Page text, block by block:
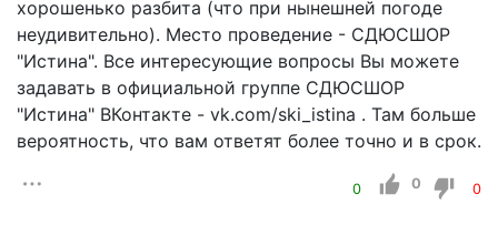
хорошенько разбита (что при нынешней погоде
неудивительно). Место проведение - СДЮСШОР
"Истина". Все интересующие вопросы Вы можете
задавать в официальной группе СДЮСШОР
"Истина" ВКонтакте - vk.com/ski_istina . Там больше
вероятность, что вам ответят более точно и в срок.
0 0 0